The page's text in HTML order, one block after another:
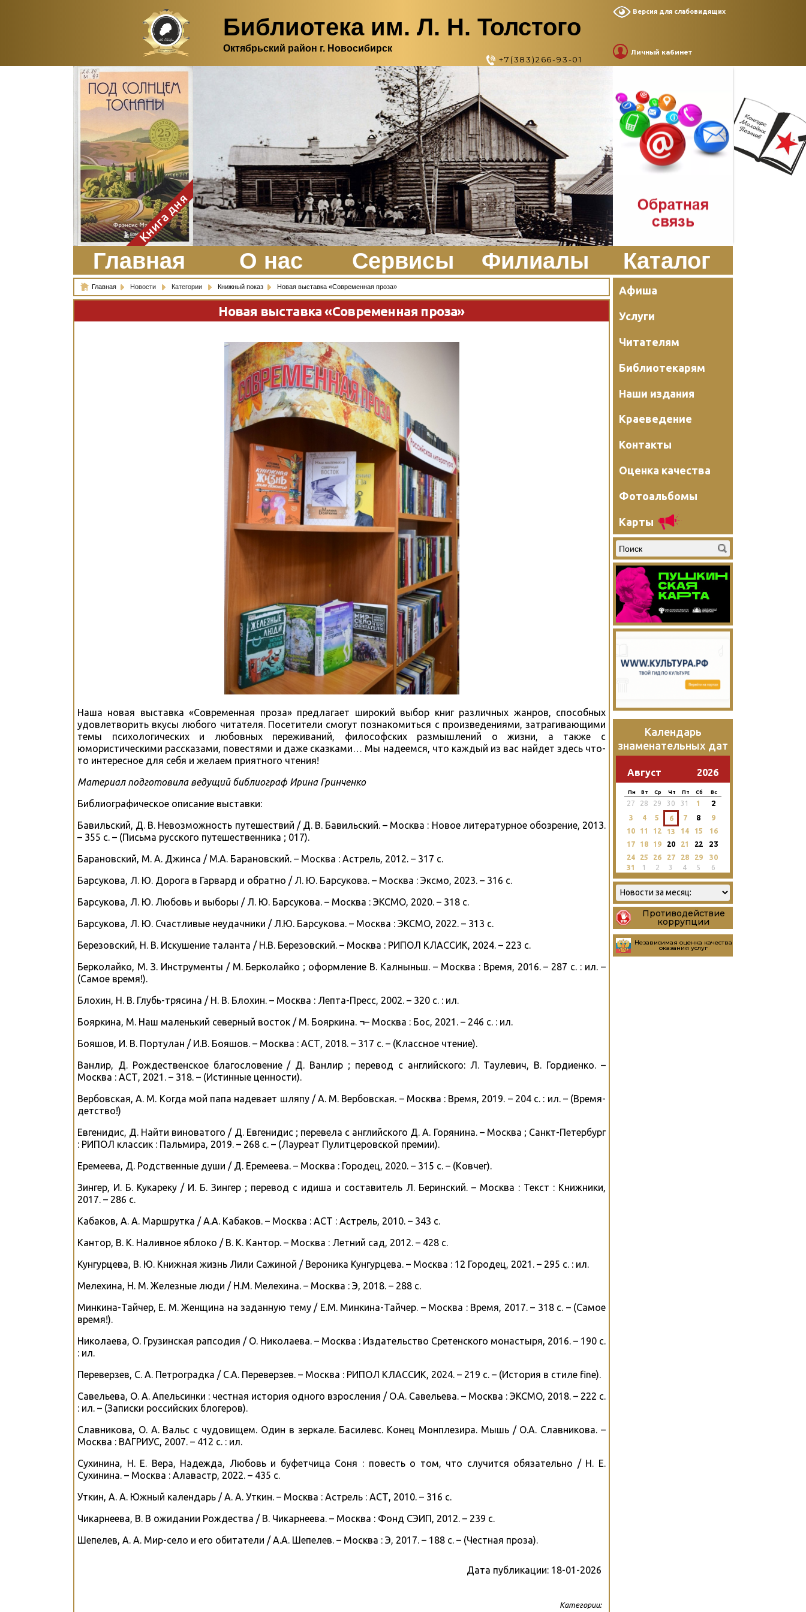
Библиотека им. Л. Н. Толстого
Октябрьский район г. Новосибирск
+7(383)266-93-01
Версия для слабовидящих
Личный кабинет
Здесь, в своем
итальянском доме, я вновь
испытала первичную
радость единения с
природой. Дом открыт
для бабочек, стрекоз, пчёл
или всех, кто пожелает
влететь в одно окно и
вылететь из другого. Едим
мы почти всегда во
дворе. Во мне настолько
возродился здравый
смысл моей матери -
умение наслаждаться
настоящим и не спешить, -
что даже нашлось время
отполировать до блеска
оконное стекло.
ЗаказатьКнига дня
Главная О нас Сервисы Филиалы Каталог
Главная Новости Категории Книжный показ Новая выставка «Современная проза»
Новая выставка «Современная проза»
Наша новая выставка «Современная проза» предлагает широкий выбор книг различных жанров, способных
удовлетворить вкусы любого читателя. Посетители смогут познакомиться с произведениями, затрагивающими
темы психологических и любовных переживаний, философских размышлений о жизни, а также с
юмористическими рассказами, повестями и даже сказками… Мы надеемся, что каждый из вас найдет здесь что-
то интересное для себя и желаем приятного чтения!
Материал подготовила ведущий библиограф Ирина Гринченко
Библиографическое описание выставки:
Бавильский, Д. В. Невозможность путешествий / Д. В. Бавильский. – Москва : Новое литературное обозрение, 2013.
– 355 с. – (Письма русского путешественника ; 017).
Барановский, М. А. Джинса / М.А. Барановский. – Москва : Астрель, 2012. – 317 с.
Барсукова, Л. Ю. Дорога в Гарвард и обратно / Л. Ю. Барсукова. – Москва : Эксмо, 2023. – 316 с.
Барсукова, Л. Ю. Любовь и выборы / Л. Ю. Барсукова. – Москва : ЭКСМО, 2020. – 318 с.
Барсукова, Л. Ю. Счастливые неудачники / Л.Ю. Барсукова. – Москва : ЭКСМО, 2022. – 313 с.
Березовский, Н. В. Искушение таланта / Н.В. Березовский. – Москва : РИПОЛ КЛАССИК, 2024. – 223 с.
Берколайко, М. З. Инструменты / М. Берколайко ; оформление В. Калныньш. – Москва : Время, 2016. – 287 с. : ил. –
(Самое время!).
Блохин, Н. В. Глубь-трясина / Н. В. Блохин. – Москва : Лепта-Пресс, 2002. – 320 с. : ил.
Бояркина, М. Наш маленький северный восток / М. Бояркина. ¬– Москва : Бос, 2021. – 246 с. : ил.
Бояшов, И. В. Портулан / И.В. Бояшов. – Москва : АСТ, 2018. – 317 с. – (Классное чтение).
Ванлир, Д. Рождественское благословение / Д. Ванлир ; перевод с английского: Л. Таулевич, В. Гордиенко. –
Москва : АСТ, 2021. – 318. – (Истинные ценности).
Вербовская, А. М. Когда мой папа надевает шляпу / А. М. Вербовская. – Москва : Время, 2019. – 204 с. : ил. – (Время-
детство!)
Евгенидис, Д. Найти виноватого / Д. Евгенидис ; перевела с английского Д. А. Горянина. – Москва ; Санкт-Петербург
: РИПОЛ классик : Пальмира, 2019. – 268 с. – (Лауреат Пулитцеровской премии).
Еремеева, Д. Родственные души / Д. Еремеева. – Москва : Городец, 2020. – 315 с. – (Ковчег).
Зингер, И. Б. Кукареку / И. Б. Зингер ; перевод с идиша и составитель Л. Беринский. – Москва : Текст : Книжники,
2017. – 286 с.
Кабаков, А. А. Маршрутка / А.А. Кабаков. – Москва : АСТ : Астрель, 2010. – 343 с.
Кантор, В. К. Наливное яблоко / В. К. Кантор. – Москва : Летний сад, 2012. – 428 с.
Кунгурцева, В. Ю. Книжная жизнь Лили Сажиной / Вероника Кунгурцева. – Москва : 12 Городец, 2021. – 295 с. : ил.
Мелехина, Н. М. Железные люди / Н.М. Мелехина. – Москва : Э, 2018. – 288 с.
Минкина-Тайчер, Е. М. Женщина на заданную тему / Е.М. Минкина-Тайчер. – Москва : Время, 2017. – 318 с. – (Самое
время!).
Николаева, О. Грузинская рапсодия / О. Николаева. – Москва : Издательство Сретенского монастыря, 2016. – 190 с.
: ил.
Переверзев, С. А. Петроградка / С.А. Переверзев. – Москва : РИПОЛ КЛАССИК, 2024. – 219 с. – (История в стиле fine).
Савельева, О. А. Апельсинки : честная история одного взросления / О.А. Савельева. – Москва : ЭКСМО, 2018. – 222 с.
: ил. – (Записки российских блогеров).
Славникова, О. А. Вальс с чудовищем. Один в зеркале. Басилевс. Конец Монплезира. Мышь / О.А. Славникова. –
Москва : ВАГРИУС, 2007. – 412 с. : ил.
Сухинина, Н. Е. Вера, Надежда, Любовь и буфетчица Соня : повесть о том, что случится обязательно / Н. Е.
Сухинина. – Москва : Алавастр, 2022. – 435 с.
Уткин, А. А. Южный календарь / А. А. Уткин. – Москва : Астрель : АСТ, 2010. – 316 с.
Чикарнеева, В. В ожидании Рождества / В. Чикарнеева. – Москва : Фонд СЭИП, 2012. – 239 с.
Шепелев, А. А. Мир-село и его обитатели / А.А. Шепелев. – Москва : Э, 2017. – 188 с. – (Честная проза).
Дата публикации: 18-01-2026
Категории:
Афиша
Услуги
Читателям
Библиотекарям
Наши издания
Краеведение
Контакты
Оценка качества
Фотоальбомы
Карты
Календарь
знаменательных дат
Август 2026
Пн Вт Ср Чт Пт Сб Вс
27 28 29 30 31 1 2
3 4 5 6 7 8
9
10
11 12 13 14 15
16
17
18 19 20 21 22 23
24 25 26 27 28 29
30
31
1 2 3 4 5 6
Противодействие
коррупции
Независимая оценка качества
оказания услуг